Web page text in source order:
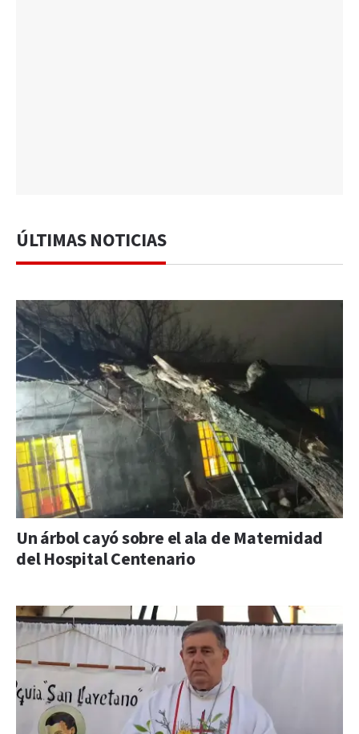
ÚLTIMAS NOTICIAS
Un árbol cayó sobre el ala de Maternidad
del Hospital Centenario